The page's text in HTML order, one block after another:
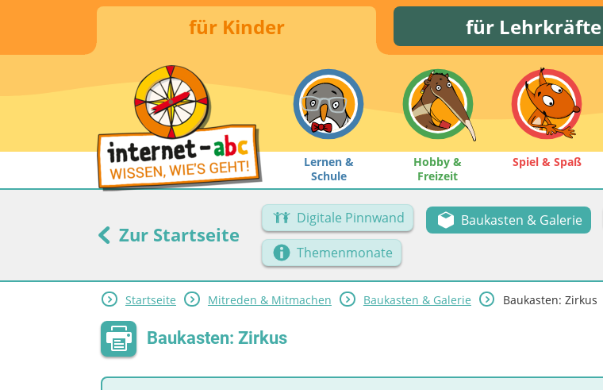
für Kinder für Lehrkräfte
Lernen &
Schule
Hobby &
Freizeit
Spiel & Spaß
Zur Startseite
Digitale Pinnwand Baukasten & Galerie
Themenmonate
Startseite Mitreden & Mitmachen Baukasten & Galerie Baukasten: Zirkus
Baukasten: Zirkus